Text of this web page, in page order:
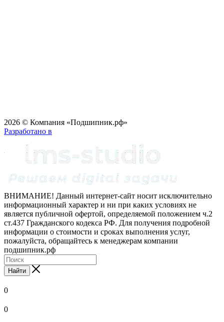
2026 © Компания «Подшипник.рф»
Разработано в
ВНИМАНИЕ! Данный интернет-сайт носит исключительно
информационный характер и ни при каких условиях не
является публичной офертой, определяемой положением ч.2
ст.437 Гражданского кодекса РФ. Для получения подробной
информации о стоимости и сроках выполнения услуг,
пожалуйста, обращайтесь к менеджерам компании
подшипник.рф
Найти
0
0